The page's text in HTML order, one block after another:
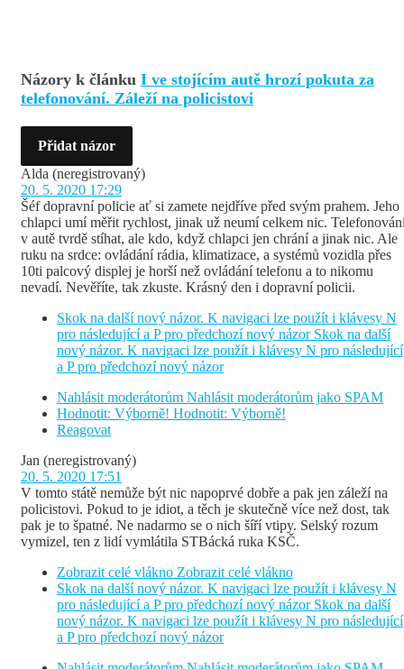
Názory k článku I ve stojícím autě hrozí pokuta za
telefonování. Záleží na policistovi
Přidat názor
Alda (neregistrovaný)
20. 5. 2020 17:29
Šéf dopravní policie ať si zamete nejdříve před svým prahem. Jeho
chlapci umí měřit rychlost, jinak už neumí celkem nic.
v autě tvrdě stíhat, ale kdo, když chlapci jen chrání a jinak nic. Ale
ruku na srdce: ovládání rádia, klimatizace, a systémů vozidla přes
10ti palcový displej je horší než ovládání telefonu a to nikomu
nevadí. Nevěříte, tak zkuste. Krásný den i dopravní policii.
Skok na další nový názor. K navigaci lze použít i klávesy N
pro následující a P pro předchozí nový názor Skok na další
nový názor. K navigaci lze použít i klávesy N pro následující
a P pro předchozí nový názor
Nahlásit moderátorům Nahlásit moderátorům jako SPAM
Hodnotit: Výborně! Hodnotit: Výborně!
Reagovat
Jan (neregistrovaný)
20. 5. 2020 17:51
V tomto státě nemůže být nic napoprvé dobře a pak jen záleží na
policistovi. Pokud to je idiot, a těch je skutečně více než dost, tak
pak je to špatné. Ne nadarmo se o nich šíří vtipy. Selský rozum
vymizel, ten z lidí vymlátila STBácká ruka KSČ.
Zobrazit celé vlákno Zobrazit celé vlákno
Skok na další nový názor. K navigaci lze použít i klávesy N
pro následující a P pro předchozí nový názor Skok na další
nový názor. K navigaci lze použít i klávesy N pro následující
a P pro předchozí nový názor